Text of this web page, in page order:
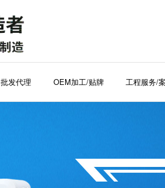
批发代理 OEM加工/贴牌 工程服务/